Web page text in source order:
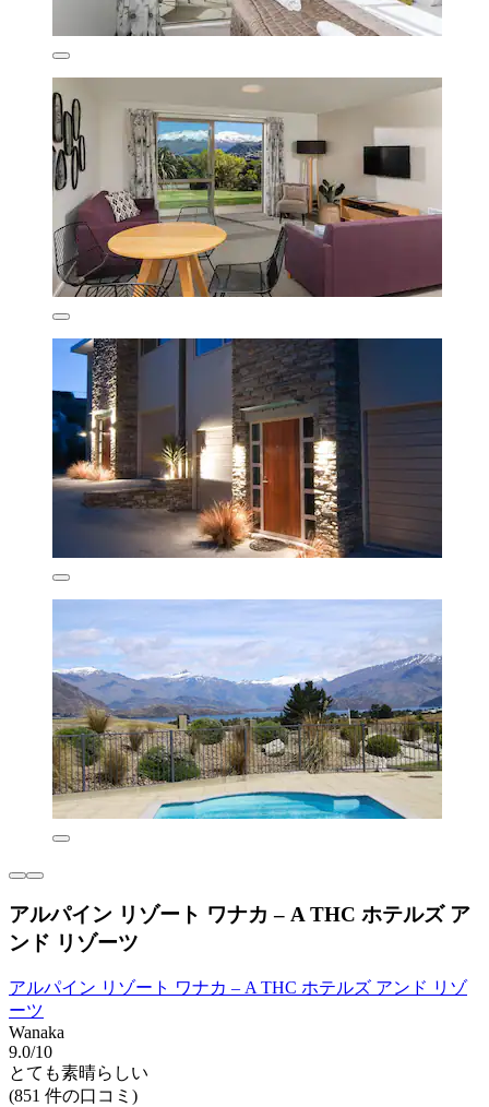
アルパイン リゾート ワナカ – A THC ホテルズ ア
ンド リゾーツ
アルパイン リゾート ワナカ – A THC ホテルズ アンド リゾ
ーツ
Wanaka
9.0/10
とても素晴らしい
(851 件の口コミ)